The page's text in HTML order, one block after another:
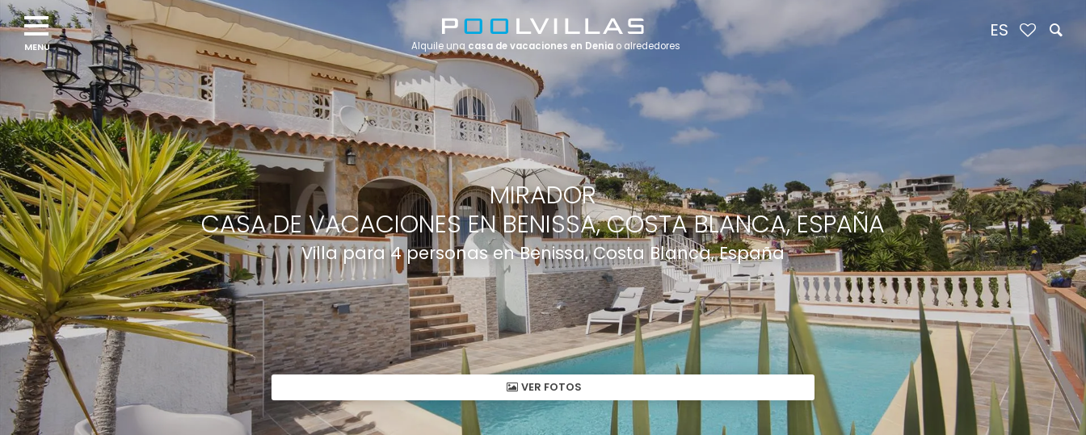
MIRADOR
CASA DE VACACIONES EN BENISSA, COSTA BLANCA, ESPAÑA
Villa para 4 personas en Benissa, Costa Blanca, España
VER FOTOS
Alquile una casa de vacaciones en Deniao alrededores
ES